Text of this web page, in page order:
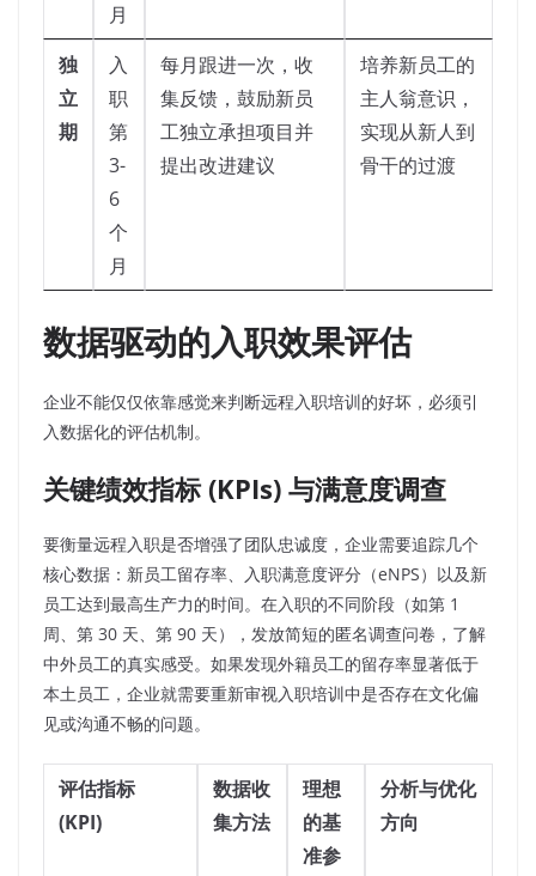
月
独
立
期
入
职
第
3-
6
个
月
每月跟进一次，收
集反馈，鼓励新员
工独立承担项目并
提出改进建议
培养新员工的
主人翁意识，
实现从新人到
骨干的过渡
数据驱动的入职效果评估
企业不能仅仅依靠感觉来判断远程入职培训的好坏，必须引
入数据化的评估机制。
关键绩效指标 (KPIs) 与满意度调查
要衡量远程入职是否增强了团队忠诚度，企业需要追踪几个
核心数据：新员工留存率、入职满意度评分（eNPS）以及新
员工达到最高生产力的时间。在入职的不同阶段（如第 1
周、第 30 天、第 90 天），发放简短的匿名调查问卷，了解
中外员工的真实感受。如果发现外籍员工的留存率显著低于
本土员工，企业就需要重新审视入职培训中是否存在文化偏
见或沟通不畅的问题。
评估指标
(KPI)
数据收
集方法
理想
的基
准参
分析与优化
方向